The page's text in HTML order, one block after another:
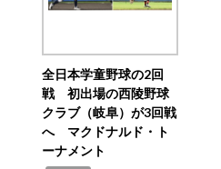
全日本学童野球の2回
戦 初出場の西陵野球
クラブ（岐阜）が3回戦
へ マクドナルド・ト
ーナメント